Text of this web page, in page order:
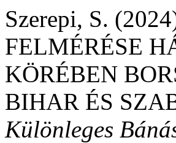
Szerepi, S.
FELMÉRÉSE
KÖRÉBEN
BIHAR ÉS
Különleges